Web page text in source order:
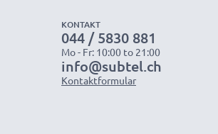
KONTAKT
044 / 5830 881
Mo - Fr: 10:00 to 21:00
info@subtel.ch
Kontaktformular